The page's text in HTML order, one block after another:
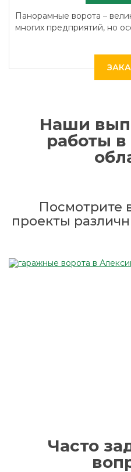
Панорамные ворота –
многих предприятий, но
Наши
работы
Посмотрите
проекты
Часто